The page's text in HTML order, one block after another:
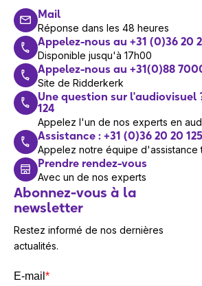
Mail
Réponse dans les 48 heures
Appelez-nous au +31 (0)36 20
Disponible jusqu'à 17h00
Appelez-nous au +31(0)88
Site de Ridderkerk
Une question sur l'audiovisuel
124
Appelez l'un de nos experts en
Assistance : +31 (0)36 20 20 125
Appelez notre équipe d'assistance
Prendre rendez-vous
Avec un de nos experts
Abonnez-vous à la
newsletter
Restez informé de nos dernières
actualités.